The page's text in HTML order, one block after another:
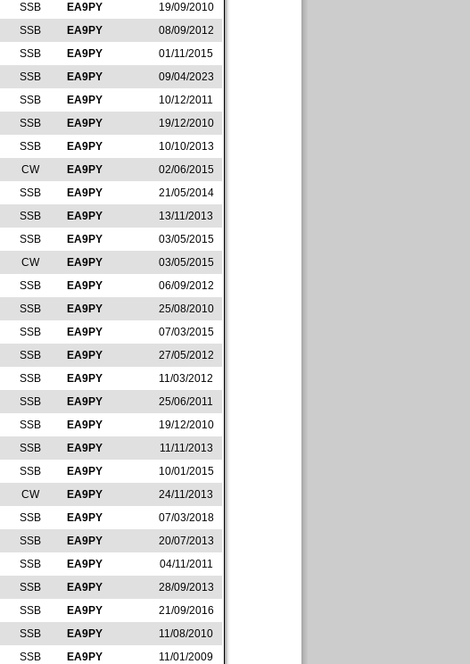
SSB EA9PY
19/09/2010
SSB EA9PY
08/09/2012
SSB EA9PY
01/11/2015
SSB EA9PY
09/04/2023
SSB EA9PY
10/12/2011
SSB EA9PY
19/12/2010
SSB EA9PY
10/10/2013
CW EA9PY
02/06/2015
SSB EA9PY
21/05/2014
SSB EA9PY
13/11/2013
SSB EA9PY
03/05/2015
CW EA9PY
03/05/2015
SSB EA9PY
06/09/2012
SSB EA9PY
25/08/2010
SSB EA9PY
07/03/2015
SSB EA9PY
27/05/2012
SSB EA9PY
11/03/2012
SSB EA9PY
25/06/2011
SSB EA9PY
19/12/2010
SSB EA9PY
11/11/2013
SSB EA9PY
10/01/2015
CW EA9PY
24/11/2013
SSB EA9PY
07/03/2018
SSB EA9PY
20/07/2013
SSB EA9PY
04/11/2011
SSB EA9PY
28/09/2013
SSB EA9PY
21/09/2016
SSB EA9PY
11/08/2010
SSB EA9PY
11/01/2009